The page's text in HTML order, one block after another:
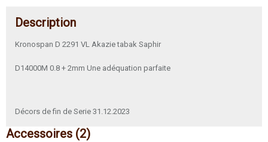
Accessoires (2)
Description
Kronospan D 2291 VL Akazie tabak Saphir
D14000M 0.8 + 2mm Une adéquation parfaite
Décors de fin de Serie 31.12.2023